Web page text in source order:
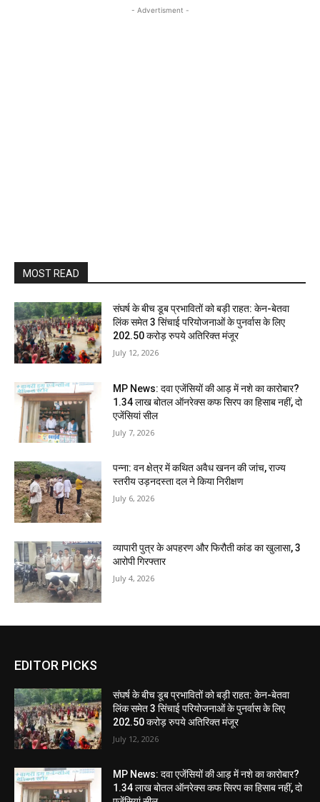
- Advertisment -
MOST READ
संघर्ष के बीच डूब प्रभावितों को बड़ी राहत: केन-बेतवा
लिंक समेत 3 सिंचाई परियोजनाओं के पुनर्वास के लिए
202.50 करोड़ रुपये अतिरिक्त मंजूर
July 12, 2026
MP News: दवा एजेंसियों की आड़ में नशे का कारोबार?
1.34 लाख बोतल ऑनरेक्स कफ सिरप का हिसाब नहीं, दो
एजेंसियां सील
July 7, 2026
पन्ना: वन क्षेत्र में कथित अवैध खनन की जांच, राज्य
स्तरीय उड़नदस्ता दल ने किया निरीक्षण
July 6, 2026
व्यापारी पुत्र के अपहरण और फिरौती कांड का खुलासा, 3
आरोपी गिरफ्तार
July 4, 2026
EDITOR PICKS
संघर्ष के बीच डूब प्रभावितों को बड़ी राहत: केन-बेतवा
लिंक समेत 3 सिंचाई परियोजनाओं के पुनर्वास के लिए
202.50 करोड़ रुपये अतिरिक्त मंजूर
July 12, 2026
MP News: दवा एजेंसियों की आड़ में नशे का कारोबार?
1.34 लाख बोतल ऑनरेक्स कफ सिरप का हिसाब नहीं, दो